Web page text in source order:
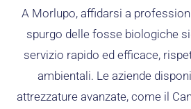
A Morlupo, affidarsi a
spurgo delle fosse biologiche
servizio rapido ed efficace,
ambientali. Le aziende
attrezzature avanzate, come il